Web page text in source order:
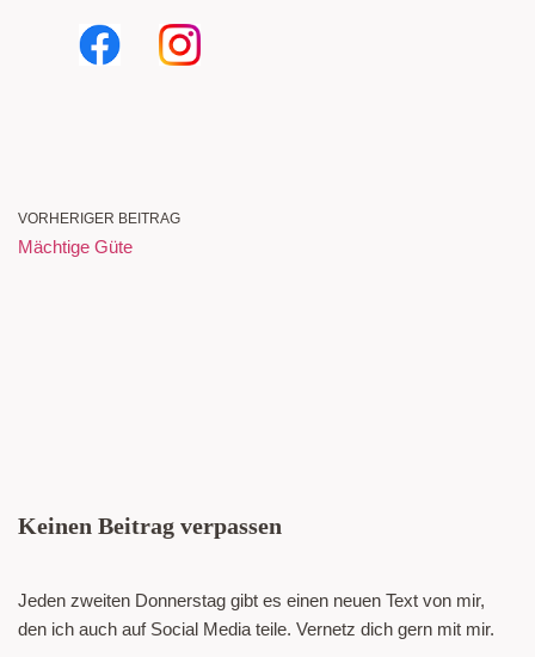
VORHERIGER BEITRAG
Mächtige Güte
Keinen Beitrag verpassen
Jeden zweiten Donnerstag gibt es einen neuen Text von mir,
den ich auch auf Social Media teile. Vernetz dich gern mit mir.